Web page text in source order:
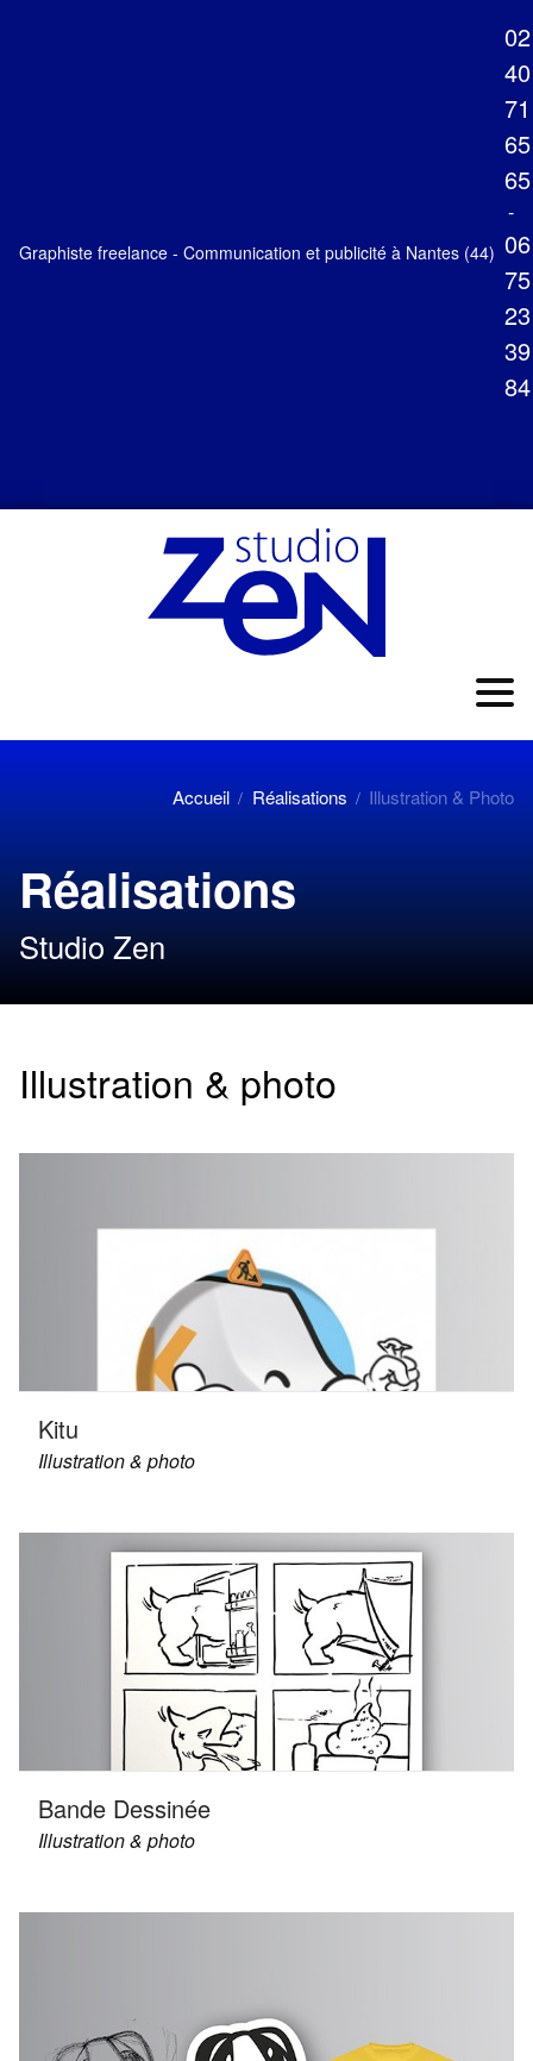
Graphiste freelance - Communication et publicité à Nantes (44)
02
40
71
65
65
-
06
75
23
39
84
Accueil / Réalisations / Illustration & Photo
Réalisations
Studio Zen
Illustration & photo
Kitu
Illustration & photo
Bande Dessinée
Illustration & photo